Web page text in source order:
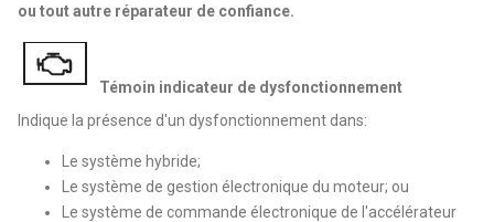
ou tout autre réparateur de confiance.
Témoin indicateur de dysfonctionnement
Indique la présence d'un dysfonctionnement dans:
Le système hybride;
Le système de gestion électronique du moteur; ou
Le système de commande électronique de l'accélérateur